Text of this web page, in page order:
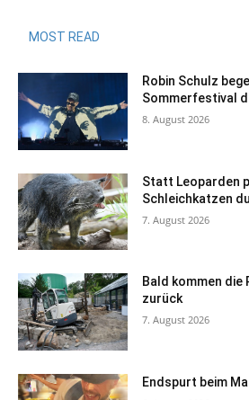
MOST READ
Robin Schulz
Sommerfestival
8. August 2026
Statt Leoparden
Schleichkatzen
7. August 2026
Bald kommen
zurück
7. August 2026
Endspurt beim